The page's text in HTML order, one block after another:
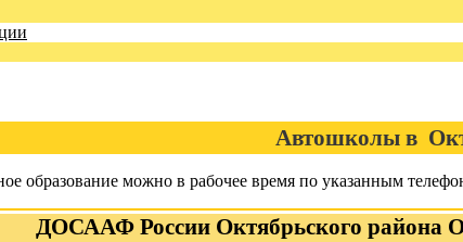
Автошколы в
образование можно в рабочее время по указанным
ДОСААФ России Октябрьского района